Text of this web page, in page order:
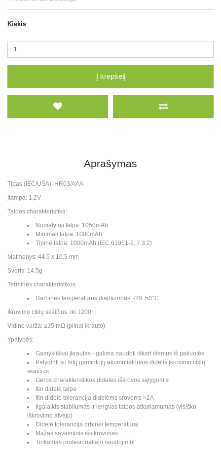
Kiekis
Į krepšelį
Aprašymas
Tipas (IEC/USA): HR03/AAA
Įtampa: 1,2V
Talpos charakteristika:
Numatytoji talpa: 1050mAh
Minimali talpa: 1000mAh
Tipinė talpa: 1000mAh (IEC 61951-2, 7.3.2)
Matmenys: 44.5 x 10.5 mm
Svoris: 14.5g
Terminės charakteristikos
Darbinės temperatūros diapazonas: -20..50°C
Įkrovimo ciklų skaičius: iki 1200
Vidinė varža: ≤35 mΩ (pilnai įkrauto)
Ypatybės:
Gamykliškai įkrautas - galima naudoti iškart išėmus iš pakuotės
Palyginti su kitų gamintojų akumuliatoriais didelis įkrovimo ciklų
skaičius
Geros charakteristikos didelės iškrovos sąlygomis
Itin didelė talpa
Itin didelė tolerancija didelėms srovėms >2A
Ilgalaikis stabilumas ir lengvas talpos atkuriamumas (visiško
iškrovimo atveju)
Didelė tolerancija drbinei temperatūrai
Mažas savaiminis išsikrovimas
Tinkamas profesionaliam naudojimui